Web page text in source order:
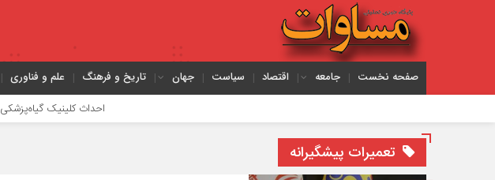
صفحه نخست جامعه اقتصاد سیاست جهان تاریخ و فرهنگ علم و فناوری
احداث کلینیک گیاه‌پزشکی شهرداری
تعمیرات پیشگیرانه